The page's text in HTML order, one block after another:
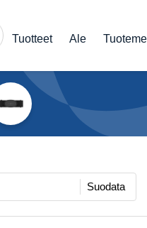
Tuotteet Ale
Suodata